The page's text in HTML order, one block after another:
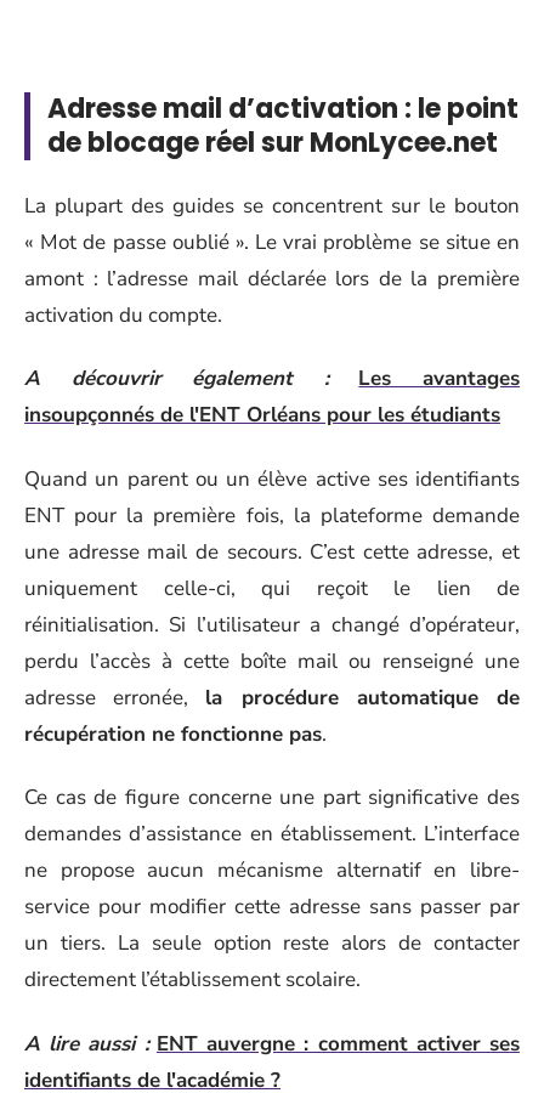
Adresse mail d’activation : le point
de blocage réel sur MonLycee.net
La plupart des guides se concentrent sur le bouton
« Mot de passe oublié ». Le vrai problème se situe en
amont : l’adresse mail déclarée lors de la première
activation du compte.
A découvrir également :
Les avantages
insoupçonnés de l'ENT Orléans pour les étudiants
Quand un parent ou un élève active ses identifiants
ENT pour la première fois, la plateforme demande
une adresse mail de secours. C’est cette adresse, et
uniquement celle-ci, qui reçoit le lien de
réinitialisation. Si l’utilisateur a changé d’opérateur,
perdu l’accès à cette boîte mail ou renseigné une
adresse erronée, la procédure automatique de
récupération ne fonctionne pas.
Ce cas de figure concerne une part significative des
demandes d’assistance en établissement. L’interface
ne propose aucun mécanisme alternatif en libre-
service pour modifier cette adresse sans passer par
un tiers. La seule option reste alors de contacter
directement l’établissement scolaire.
A lire aussi : ENT auvergne : comment activer ses
identifiants de l'académie ?